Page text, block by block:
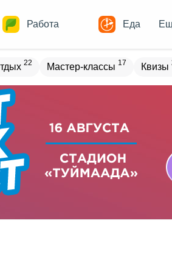
Работа Еда
Места
22 Мастер-классы 17 Квизы
Спорт Выставки Театры
Зарубежное